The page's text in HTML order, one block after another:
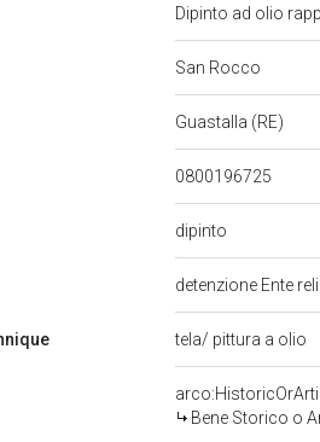
Dipinto ad olio
San Rocco
Guastalla (RE)
0800196725
dipinto
detenzione Ente
tela/ pittura a olio
Bene Storico o